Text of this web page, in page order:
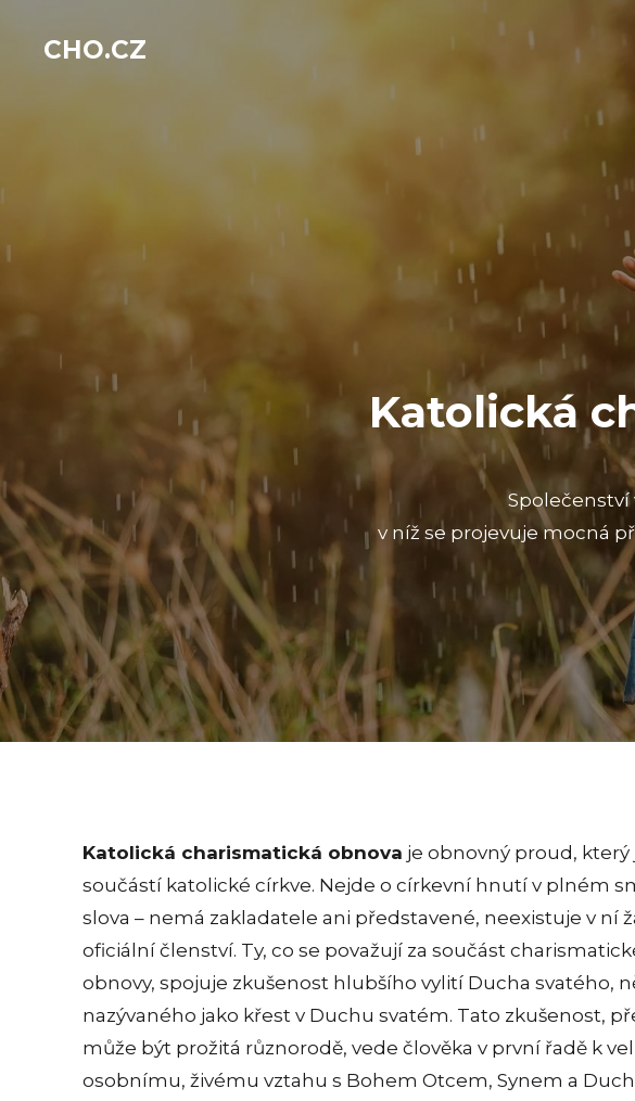
CHO.CZ
Katolická
Společenství
v níž se projevuje mocná
Katolická charismatická obnova je obnovný proud, který
součástí katolické církve. Nejde o církevní hnutí v plném
slova – nemá zakladatele ani představené, neexistuje v ní
oficiální členství. Ty, co se považují za součást
obnovy, spojuje zkušenost hlubšího vylití Ducha svatého,
nazývaného jako křest v Duchu svatém. Tato zkušenost,
může být prožitá různorodě, vede člověka v první řadě k
osobnímu, živému vztahu s Bohem Otcem, Synem a